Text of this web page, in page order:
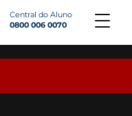
Central do Aluno
0800 006 0070